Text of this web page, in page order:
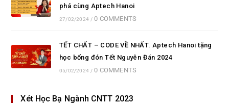
phá cùng Aptech Hanoi
27/02/2024 / 0 COMMENTS
TẾT CHẤT – CODE VỀ NHẤT. Aptech Hanoi tặng
học bổng đón Tết Nguyên Đán 2024
05/02/2024 / 0 COMMENTS
Xét Học Bạ Ngành CNTT 2023